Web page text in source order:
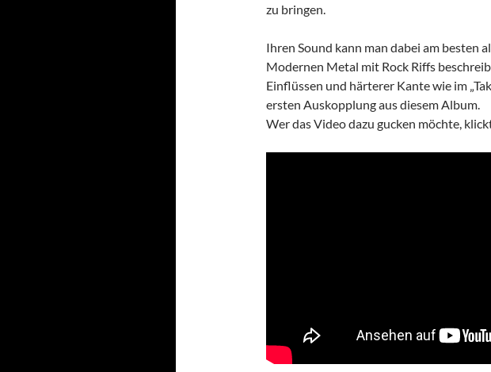
zu bringen.
Ihren Sound kann man dabei am besten
Modernen Metal mit Rock Riffs
Einflüssen und härterer Kante wie im
ersten Auskopplung aus diesem Album.
Wer das Video dazu gucken möchte,